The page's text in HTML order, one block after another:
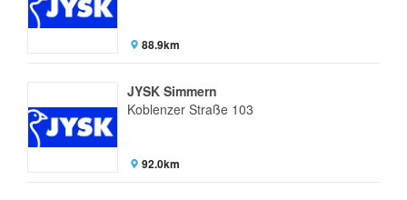
88.9km
JYSK Simmern
Koblenzer Straße 103
92.0km